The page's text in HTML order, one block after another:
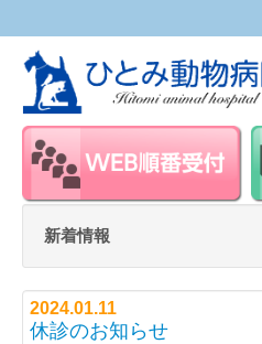
病院案内
交通アクセス
ワンポイントアドバイス
スタッフ紹介
求人・採用情報
新着情報
2024.01.11
休診のお知らせ